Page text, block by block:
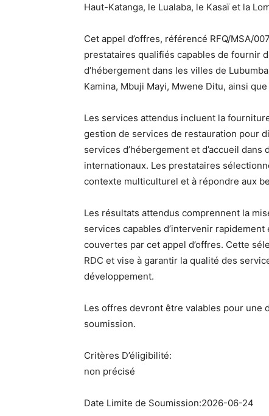
Haut-Katanga, le Lualaba, le Kasaï et la
Cet appel d’offres, référencé RFQ/MSA/
prestataires qualifiés capables de fournir
d’hébergement dans les villes de
Kamina, Mbuji Mayi, Mwene Ditu, ainsi
Les services attendus incluent la
gestion de services de restauration pour
services d’hébergement et d’accueil
internationaux. Les prestataires
contexte multiculturel et à répondre aux
Les résultats attendus comprennent la
services capables d’intervenir
couvertes par cet appel d’offres. Cette
RDC et vise à garantir la qualité des
développement.
Les offres devront être valables pour une
soumission.
Critères D’éligibilité:
non précisé
Date Limite de Soumission:2026-06-24